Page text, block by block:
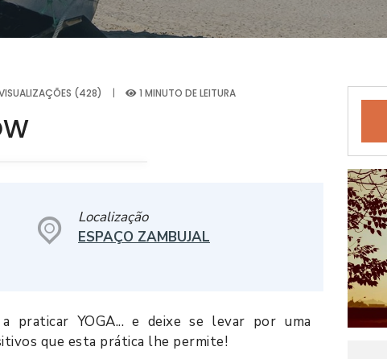
(428) | 1 MINUTO DE LEITURA
Localização
ESPAÇO ZAMBUJAL
praticar YOGA... e deixe se levar por uma
que esta prática lhe permite!